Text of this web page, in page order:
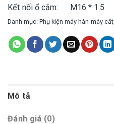
Kết nối ổ cắm: M16 * 1.5
Danh mục: Phụ kiện máy hàn-máy cắt
Mô tả
Đánh giá (0)